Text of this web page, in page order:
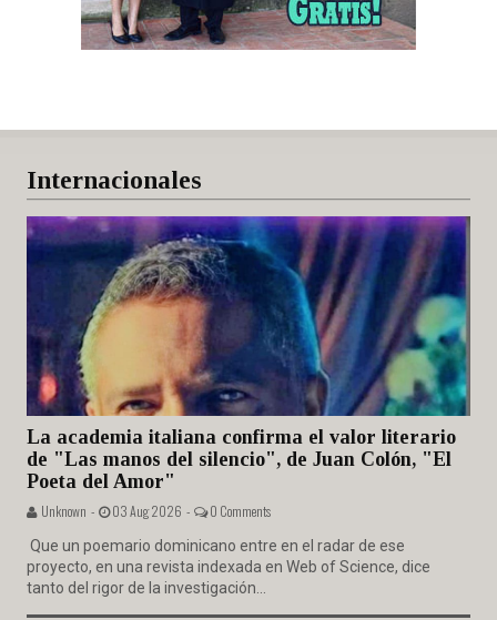
Internacionales
La academia italiana confirma el valor literario
de "Las manos del silencio", de Juan Colón, "El
Poeta del Amor"
Unknown - 03 Aug 2026 - 0 Comments
Que un poemario dominicano entre en el radar de ese
proyecto, en una revista indexada en Web of Science, dice
tanto del rigor de la investigación...